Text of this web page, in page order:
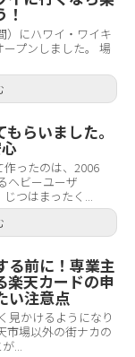
）にハワイ・ワイキ
プンしました。 場
らいました。
ったのは、2006
ヘビーユーザ
つはまったく...
る前に！専業主
楽天カードの申
い注意点
見かけるようになり
市場以外の街ナカの
...